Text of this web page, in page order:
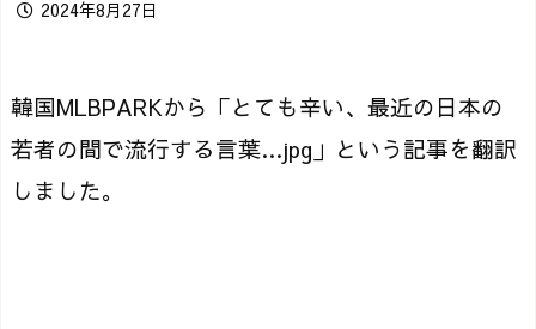
2024年8月27日
韓国MLBPARKから「とても辛い、最近の日本の
若者の間で流行する言葉…jpg」という記事を翻訳
しました。